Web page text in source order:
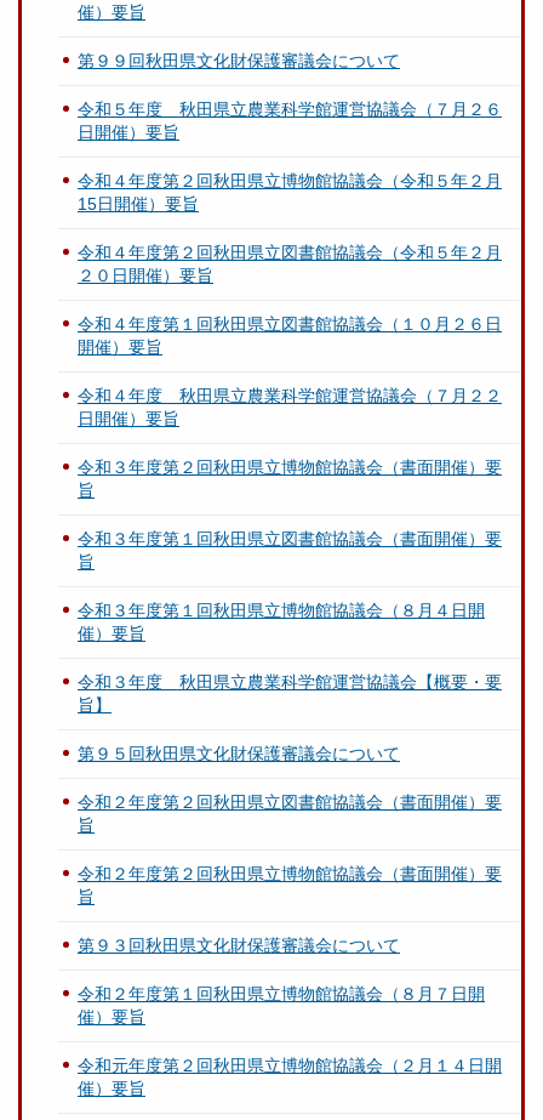
催）要旨
第９９回秋田県文化財保護審議会について
令和５年度 秋田県立農業科学館運営協議会（７月２６
日開催）要旨
令和４年度第２回秋田県立博物館協議会（令和５年２月
15日開催）要旨
令和４年度第２回秋田県立図書館協議会（令和５年２月
２０日開催）要旨
令和４年度第１回秋田県立図書館協議会（１０月２６日
開催）要旨
令和４年度 秋田県立農業科学館運営協議会（７月２２
日開催）要旨
令和３年度第２回秋田県立博物館協議会（書面開催）要
旨
令和３年度第１回秋田県立図書館協議会（書面開催）要
旨
令和３年度第１回秋田県立博物館協議会（８月４日開
催）要旨
令和３年度 秋田県立農業科学館運営協議会【概要・要
旨】
第９５回秋田県文化財保護審議会について
令和２年度第２回秋田県立図書館協議会（書面開催）要
旨
令和２年度第２回秋田県立博物館協議会（書面開催）要
旨
第９３回秋田県文化財保護審議会について
令和２年度第１回秋田県立博物館協議会（８月７日開
催）要旨
令和元年度第２回秋田県立博物館協議会（２月１４日開
催）要旨